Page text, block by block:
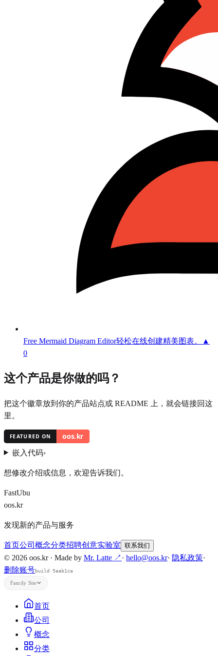
Free Mermaid Diagram Editor轻松在线创建精美图表。
▲
0
这个产品是你做的吗？
把这个徽章放到你的产品站点或 README 上，就会链接回这
里。
嵌入代码›
想修改介绍或信息，欢迎告诉我们。
FastUbu
oos.kr
发现新的产品与服务
首页公司 概念分类招聘创意实验室 联系我们
© 2026 oos.kr · Made by Mr. Latte ↗ · hello@oos.kr· 隐私政策·
删除账号build 5aab1ca
Family Site
首页
公司
概念
分类